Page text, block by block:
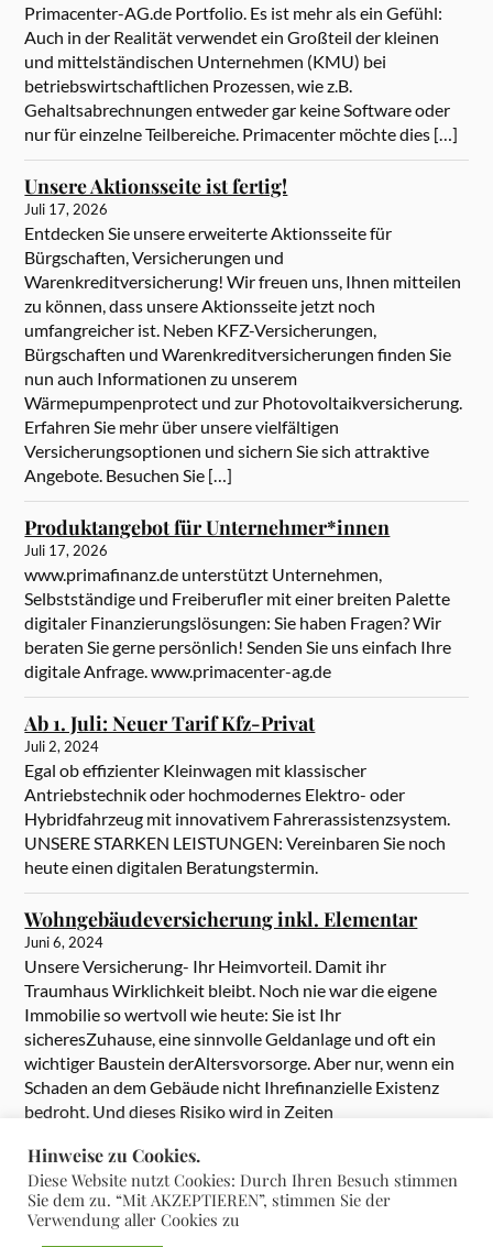
Primacenter-AG.de Portfolio. Es ist mehr als ein Gefühl:
Auch in der Realität verwendet ein Großteil der kleinen
und mittelständischen Unternehmen (KMU) bei
betriebswirtschaftlichen Prozessen, wie z.B.
Gehaltsabrechnungen entweder gar keine Software oder
nur für einzelne Teilbereiche. Primacenter möchte dies […]
Unsere Aktionsseite ist fertig!
Juli 17, 2026
Entdecken Sie unsere erweiterte Aktionsseite für
Bürgschaften, Versicherungen und
Warenkreditversicherung! Wir freuen uns, Ihnen mitteilen
zu können, dass unsere Aktionsseite jetzt noch
umfangreicher ist. Neben KFZ-Versicherungen,
Bürgschaften und Warenkreditversicherungen finden Sie
nun auch Informationen zu unserem
Wärmepumpenprotect und zur Photovoltaikversicherung.
Erfahren Sie mehr über unsere vielfältigen
Versicherungsoptionen und sichern Sie sich attraktive
Angebote. Besuchen Sie […]
Produktangebot für Unternehmer*innen
Juli 17, 2026
www.primafinanz.de unterstützt Unternehmen,
Selbstständige und Freiberufler mit einer breiten Palette
digitaler Finanzierungslösungen: Sie haben Fragen? Wir
beraten Sie gerne persönlich! Senden Sie uns einfach Ihre
digitale Anfrage. www.primacenter-ag.de
Ab 1. Juli: Neuer Tarif Kfz-Privat
Juli 2, 2024
Egal ob effizienter Kleinwagen mit klassischer
Antriebstechnik oder hochmodernes Elektro- oder
Hybridfahrzeug mit innovativem Fahrerassistenzsystem.
UNSERE STARKEN LEISTUNGEN: Vereinbaren Sie noch
heute einen digitalen Beratungstermin.
Wohngebäudeversicherung inkl. Elementar
Juni 6, 2024
Unsere Versicherung- Ihr Heimvorteil. Damit ihr
Traumhaus Wirklichkeit bleibt. Noch nie war die eigene
Immobilie so wertvoll wie heute: Sie ist Ihr
sicheresZuhause, eine sinnvolle Geldanlage und oft ein
wichtiger Baustein derAltersvorsorge. Aber nur, wenn ein
Schaden an dem Gebäude nicht Ihrefinanzielle Existenz
bedroht. Und dieses Risiko wird in Zeiten
Hinweise zu Cookies.
Diese Website nutzt Cookies: Durch Ihren Besuch stimmen
Sie dem zu. “Mit AKZEPTIEREN”, stimmen Sie der
Verwendung aller Cookies zu